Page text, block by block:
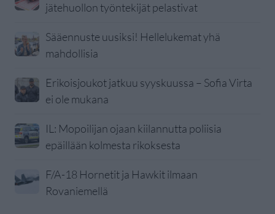
jätehuollon työntekijät pelastivat
Sääennuste uusiksi! Hellelukemat yhä
mahdollisia
Erikoisjoukot jatkuu syyskuussa – Sofia Virta
ei ole mukana
IL: Mopoilijan ojaan kiilannutta poliisia
epäillään kolmesta rikoksesta
F/A-18 Hornetit ja Hawkit ilmaan
Rovaniemellä